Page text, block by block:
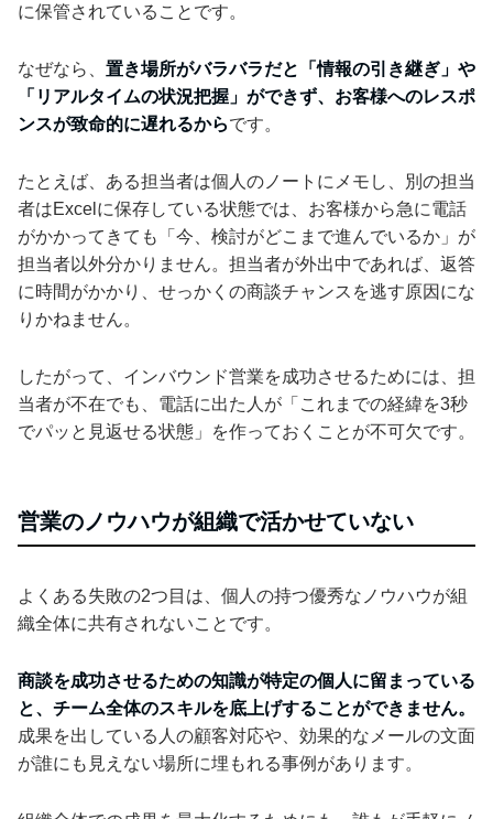
に保管されていることです。
なぜなら、 置き場所がバラバラだと「情報の引き継ぎ」や
「リアルタイムの状況把握」ができず、お客様へのレスポ
ンスが致命的に遅れるからです。
たとえば、ある担当者は個人のノートにメモし、別の担当
者はExcelに保存している状態では、お客様から急に電話
がかかってきても「今、検討がどこまで進んでいるか」が
担当者以外分かりません。担当者が外出中であれば、返答
に時間がかかり、せっかくの商談チャンスを逃す原因にな
りかねません。
したがって、インバウンド営業を成功させるためには、担
当者が不在でも、電話に出た人が「これまでの経緯を3秒
でパッと見返せる状態」を作っておくことが不可欠です。
営業のノウハウが組織で活かせていない
よくある失敗の2つ目は、個人の持つ優秀なノウハウが組
織全体に共有されないことです。
商談を成功させるための知識が特定の個人に留まっている
と、チーム全体のスキルを底上げすることができません。
成果を出している人の顧客対応や、効果的なメールの文面
が誰にも見えない場所に埋もれる事例があります。